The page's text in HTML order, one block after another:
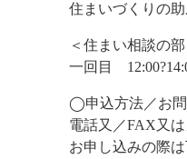
住まいづくりの
＜住まい相談の
一回目
◯申込方法／お
電話又／FAX又
お申し込みの際